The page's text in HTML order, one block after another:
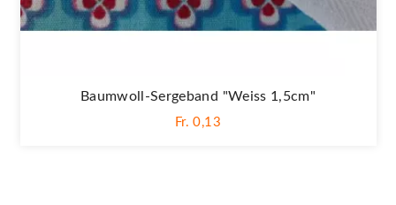
Baumwoll-Sergeband "Weiss 1,5cm"
Fr. 0,13